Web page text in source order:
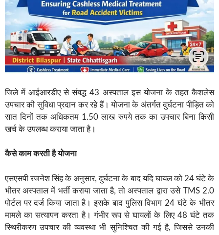
जिले में आईआरडीए से संबद्ध 43 अस्पताल इस योजना के तहत कैशलेस
उपचार की सुविधा प्रदान कर रहे हैं। योजना के अंतर्गत दुर्घटना पीड़ित को
सात दिनों तक अधिकतम 1.50 लाख रुपये तक का उपचार बिना किसी
खर्च के उपलब्ध कराया जाता है।
कैसे काम करती है योजना
एसएसपी रजनेश सिंह के अनुसार, दुर्घटना के बाद यदि घायल को 24 घंटे के
भीतर अस्पताल में भर्ती कराया जाता है, तो अस्पताल द्वारा उसे TMS 2.0
पोर्टल पर दर्ज किया जाता है। इसके बाद पुलिस विभाग 24 घंटे के भीतर
मामले का सत्यापन करता है। गंभीर रूप से घायलों के लिए 48 घंटे तक
स्थिरीकरण उपचार की व्यवस्था भी सुनिश्चित की गई है, जिससे उनकी